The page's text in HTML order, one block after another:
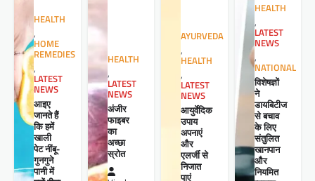
HEALTH
,
HOME
REMEDIES
,
LATEST
NEWS
आइए
जानते हैं
कि हमें
खाली
पेट नींबू-
गुनगुने
पानी में
HEALTH
,
LATEST
NEWS
अंजीर
फाइबर
का
अच्छा
स्रोत
AYURVEDA
,
HEALTH
,
LATEST
NEWS
आयुर्वेदिक
उपाय
अपनाएं
और
एलर्जी से
निजात
पाएं
HEALTH
,
LATEST
NEWS
,
NATIONAL
विशेषज्ञों
ने
डायबिटीज
से बचाव
के लिए
संतुलित
खानपान
और
नियमित